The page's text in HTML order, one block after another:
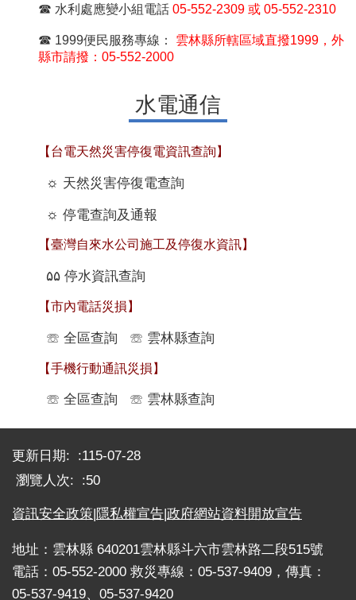
☎ 水利處應變小組電話 05-552-2309 或 05-552-2310
☎ 1999便民服務專線： 雲林縣所轄區域直撥1999，外
縣市請撥：05-552-2000
水電通信
【台電天然災害停復電資訊查詢】
☼ 天然災害停復電查詢
☼ 停電查詢及通報
【臺灣自來水公司施工及停復水資訊】
۵۵ 停水資訊查詢
【市內電話災損】
☏ 全區查詢 ☏ 雲林縣查詢
【手機行動通訊災損】
☏ 全區查詢 ☏ 雲林縣查詢
更新日期:
115-07-28
瀏覽人次:
50
資訊安全政策|隱私權宣告|政府網站資料開放宣告
地址：雲林縣 640201雲林縣斗六市雲林路二段515號
電話：05-552-2000 救災專線：05-537-9409，傳真：
05-537-9419、05-537-9420